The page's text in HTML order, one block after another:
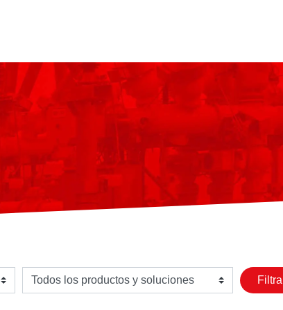
Seleziona un prodotto o soluzione